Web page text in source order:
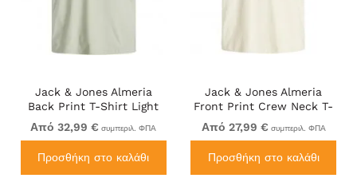
Jack & Jones Almeria
Back Print T-Shirt Light
Green
Από 32,99 € συμπεριλ. ΦΠΑ
Προσθήκη στο καλάθι
Jack & Jones Almeria
Front Print Crew Neck T-
Shirt Antique White
Από 27,99 € συμπεριλ. ΦΠΑ
Προσθήκη στο καλάθι